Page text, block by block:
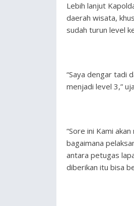
Lebih lanjut
daerah wisata,
sudah turun level
“Saya dengar tadi
menjadi level 3,”
“Sore ini Kami
bagaimana
antara petugas
diberikan itu bisa